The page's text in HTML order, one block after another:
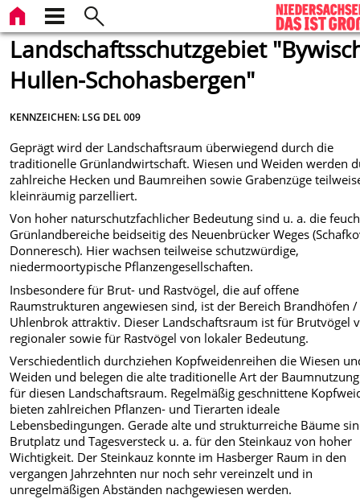
Landschaftsschutzgebiet
Hullen-Schohasbergen"
KENNZEICHEN: LSG DEL 009
Geprägt wird der Landschaftsraum überwiegend durch die
traditionelle Grünlandwirtschaft. Wiesen und Weiden werden
zahlreiche Hecken und Baumreihen sowie Grabenzüge
kleinräumig parzelliert.
Von hoher naturschutzfachlicher Bedeutung sind u. a. die
Grünlandbereiche beidseitig des Neuenbrücker Weges
Donneresch). Hier wachsen teilweise schutzwürdige,
niedermoortypische Pflanzengesellschaften.
Insbesondere für Brut- und Rastvögel, die auf offene
Raumstrukturen angewiesen sind, ist der Bereich Brandhöfen /
Uhlenbrok attraktiv. Dieser Landschaftsraum ist für Brutvögel
regionaler sowie für Rastvögel von lokaler Bedeutung.
Verschiedentlich durchziehen Kopfweidenreihen die Wiesen
Weiden und belegen die alte traditionelle Art der
für diesen Landschaftsraum. Regelmäßig geschnittene
bieten zahlreichen Pflanzen- und Tierarten ideale
Lebensbedingungen. Gerade alte und strukturreiche Bäume
Brutplatz und Tagesversteck u. a. für den Steinkauz von hoher
Wichtigkeit. Der Steinkauz konnte im Hasberger Raum in den
vergangen Jahrzehnten nur noch sehr vereinzelt und in
unregelmäßigen Abständen nachgewiesen werden.